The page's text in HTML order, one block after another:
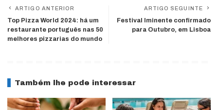
ARTIGO ANTERIOR
Top Pizza World 2024: há um
restaurante português nas 50
melhores pizzarias do mundo
ARTIGO SEGUINTE
Festival Iminente confirmado
para Outubro, em Lisboa
Também lhe pode interessar